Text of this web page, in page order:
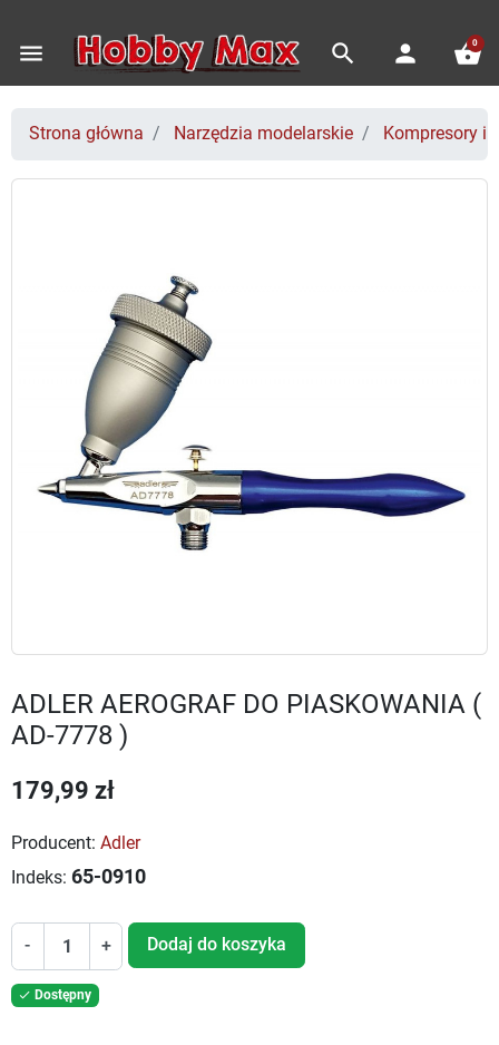
menu search person shopping_basket
0
Strona główna Narzędzia modelarskie Kompresory i
ADLER AEROGRAF DO PIASKOWANIA (
AD-7778 )
179,99 zł
Producent: Adler
Indeks: 65-0910
- + Dodaj do koszyka
 Dostępny